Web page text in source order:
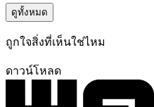
ดูทั้งหมด
ถูกใจสิ่งที่เห็นใช่ไหม
ดาวน์โหลด